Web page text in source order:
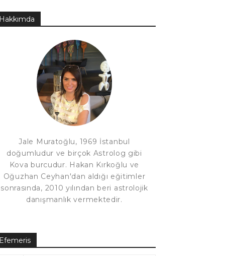
Hakkımda
Jale Muratoğlu, 1969 İstanbul
doğumludur ve birçok Astrolog gibi
Kova burcudur. Hakan Kırkoğlu ve
Oğuzhan Ceyhan'dan aldığı eğitimler
sonrasında, 2010 yılından beri astrolojik
danışmanlık vermektedir.
Efemeris